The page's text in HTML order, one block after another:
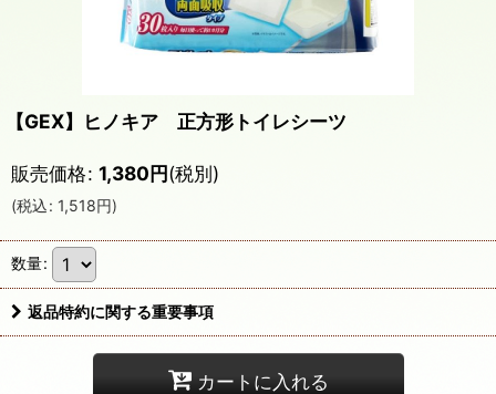
【GEX】ヒノキア 正方形トイレシーツ
販売価格: 1,380円(税別)
(税込: 1,518円)
数量:
返品特約に関する重要事項
カートに入れる